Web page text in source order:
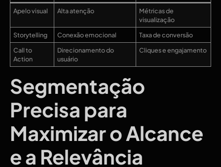
Apelo visual Alta atenção
Métricas de
visualização
Storytelling
Conexão emocional
Taxa de conversão
Call to
Action
Direcionamento do
usuário
Cliques e engajamento
Segmentação
Precisa para
Maximizar o Alcance
e a Relevância